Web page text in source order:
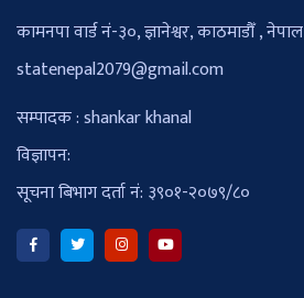
कामनपा वार्ड नं-३०, ज्ञानेश्वर, काठमाडौँ , नेपाल
statenepal2079@gmail.com
सम्पादक : shankar khanal
विज्ञापन:
सूचना बिभाग दर्ता नं: ३९०१-२०७९/८०